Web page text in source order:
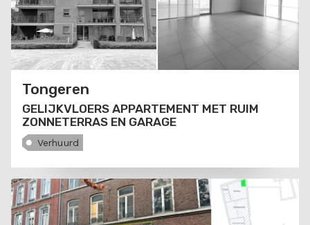
Tongeren
GELIJKVLOERS APPARTEMENT MET RUIM
ZONNETERRAS EN GARAGE
Verhuurd